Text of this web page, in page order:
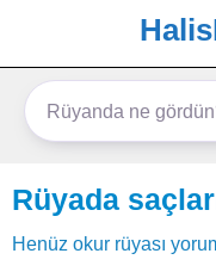
Rüyada
Henüz okur rüyası